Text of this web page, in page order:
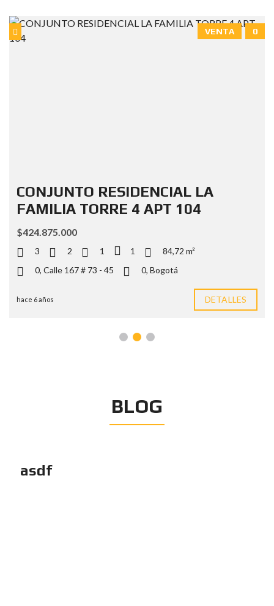
0
VENTA
CONJUNTO RESIDENCIAL LA
FAMILIA TORRE 4 APT 104
$424.875.000
3 2 1 1
84,72 m²
0, Calle 167 # 73 - 45
0, Bogotá
hace 6 años DETALLES
BLOG
asdf